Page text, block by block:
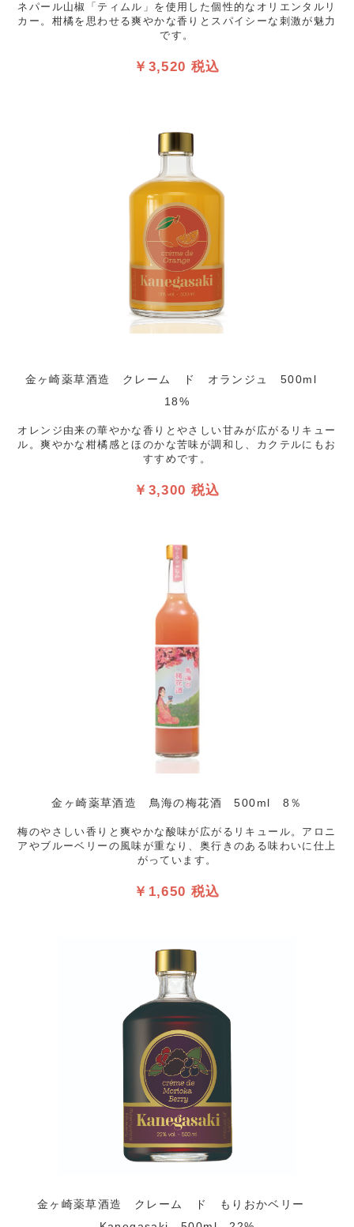
ネパール山椒「ティムル」を使用した個性的なオリエンタルリ
カー。柑橘を思わせる爽やかな香りとスパイシーな刺激が魅力
です。
￥3,520 税込
金ヶ崎薬草酒造 クレーム ド オランジュ 500ml
18%
オレンジ由来の華やかな香りとやさしい甘みが広がるリキュー
ル。爽やかな柑橘感とほのかな苦味が調和し、カクテルにもお
すすめです。
￥3,300 税込
金ヶ崎薬草酒造 鳥海の梅花酒 500ml 8％
梅のやさしい香りと爽やかな酸味が広がるリキュール。アロニ
アやブルーベリーの風味が重なり、奥行きのある味わいに仕上
がっています。
￥1,650 税込
金ヶ崎薬草酒造 クレーム ド もりおかベリー